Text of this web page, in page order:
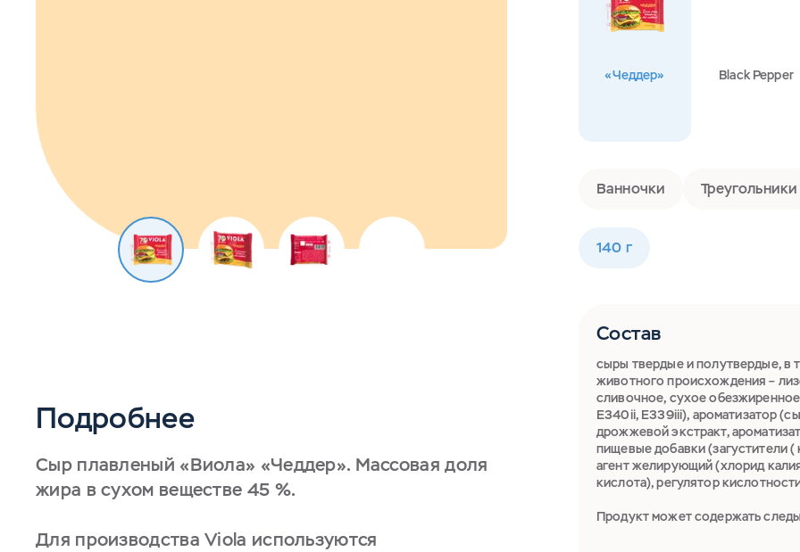
Подробнее
Сыр плавленый «Виола» «Чеддер». Массовая доля
жира в сухом веществе 45 %.
Для производства Viola используются
«Чеддер» Black Pepper
Ванночки Треугольники
140 г
Состав
сыры твердые и полутвердые, в
животного происхождения –
сливочное, сухое
Е340ii, Е339iii), ароматизатор
дрожжевой экстракт,
пищевые добавки (загустители
агент желирующий (хлорид
кислота), регулятор
Продукт может содержать